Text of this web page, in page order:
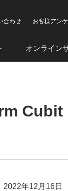
合わせ お客様アン
オンライン
Cubit
2022年12月16日